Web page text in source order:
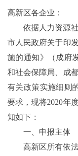
高新区各企业：
依据人力资源
市人民政府关于印
施的通知》（成府
和社会保障局、成
有关政策实施细则
要求，现将2020年
知如下：
一、申报主体
高新区所有依